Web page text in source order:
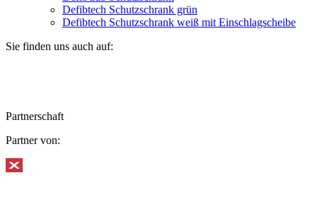
Defibtech Schutzschrank grün
Defibtech Schutzschrank weiß mit Einschlagscheibe
Sie finden uns auch auf:
Partnerschaft
Partner von: